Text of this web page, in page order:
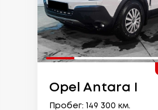
Opel Antara I
Пробег: 149 300 км.